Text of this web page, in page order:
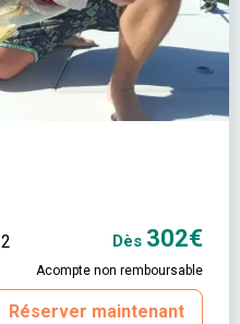
2 Dès 302€
Acompte non remboursable
Réserver maintenant